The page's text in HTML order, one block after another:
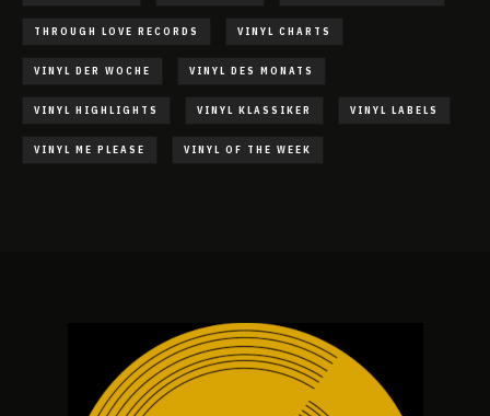
THROUGH LOVE RECORDS VINYL CHARTS
VINYL DER WOCHE VINYL DES MONATS
VINYL HIGHLIGHTS VINYL KLASSIKER VINYL LABELS
VINYL ME PLEASE VINYL OF THE WEEK